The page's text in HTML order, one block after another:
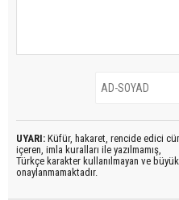
UYARI: Küfür, hakaret, rencide edici
içeren, imla kuralları ile yazılmamış,
Türkçe karakter kullanılmayan ve
onaylanmamaktadır.